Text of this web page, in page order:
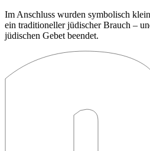
Im Anschluss wurden symbolisch
ein traditioneller jüdischer Brauch –
jüdischen Gebet beendet.